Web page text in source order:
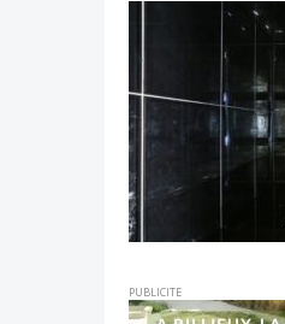
PUBLICITE